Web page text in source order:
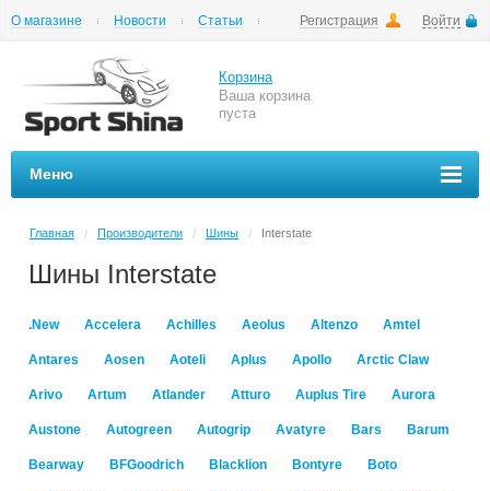
Регистрация Войти
О магазине Новости
Статьи
Корзина
Ваша корзина
пуста
Меню
Главная / Производители / Шины / Interstate
Шины Interstate
.New Accelera Achilles Aeolus Altenzo Amtel
Antares Aosen Aoteli Aplus Apollo Arctic Claw
Arivo Artum Atlander Atturo Auplus Tire Aurora
Austone Autogreen Autogrip Avatyre Bars Barum
Bearway BFGoodrich Blacklion Bontyre Boto